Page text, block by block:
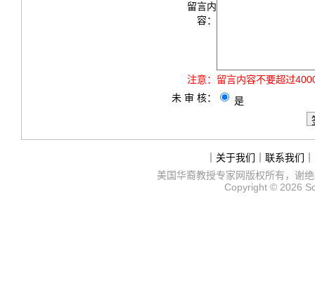
留言内
容：
注意： 留言内容不要超过
未 审 核：
是
关于我们 联系我们
美国华裔教授专家网版权所有，谢
Copyright © 2026